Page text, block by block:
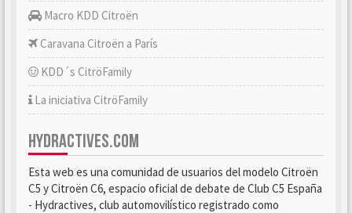
Macro KDD Citroën
Caravana Citroën a París
KDD´s CitröFamily
La iniciativa CitröFamily
HYDRACTIVES.COM
Esta web es una comunidad de usuarios del modelo Citroën
C5 y Citroën C6, espacio oficial de debate de Club C5 España
- Hydractives, club automovilístico registrado como